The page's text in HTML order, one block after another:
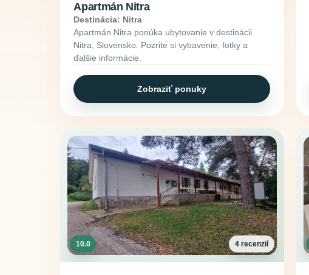
Apartmán Nitra
Destinácia: Nitra
Apartmán Nitra ponúka ubytovanie v destinácii
Nitra, Slovensko. Pozrite si vybavenie, fotky a
ďalšie informácie.
Zobraziť ponuky
10.0 4 recenzií